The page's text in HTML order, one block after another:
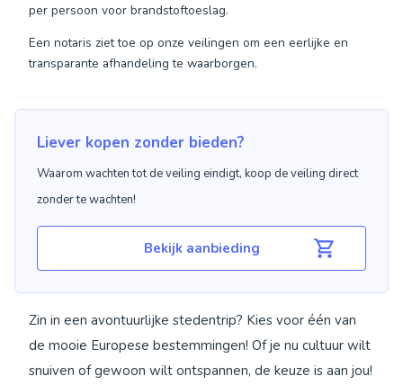
per persoon voor brandstoftoeslag.
Een notaris ziet toe op onze veilingen om een eerlijke en
transparante afhandeling te waarborgen.
Liever kopen zonder bieden?
Waarom wachten tot de veiling eindigt, koop de veiling direct
zonder te wachten!
Bekijk aanbieding
Zin in een avontuurlijke stedentrip? Kies voor één van
de mooie Europese bestemmingen! Of je nu cultuur wilt
snuiven of gewoon wilt ontspannen, de keuze is aan jou!